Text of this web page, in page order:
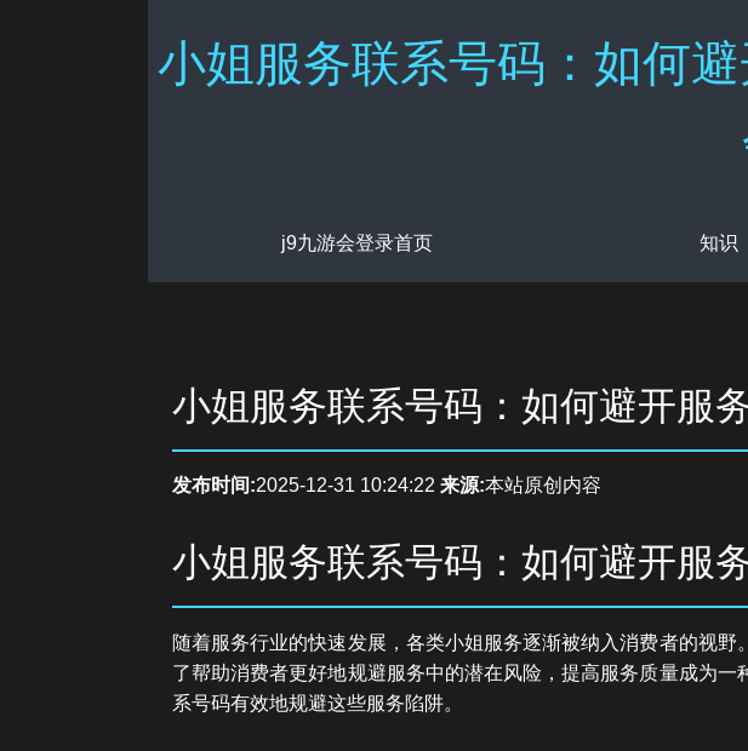
小姐服务联系号码：如何
j9九游会登录首页 知识
小姐服务联系号码：如何避开服
发布时间:2025-12-31 10:24:22 来源:本站原创内容
小姐服务联系号码：如何避开服
随着服务行业的快速发展，各类小姐服务逐渐被纳入消费者的视
了帮助消费者更好地规避服务中的潜在风险，提高服务质量成为
系号码有效地规避这些服务陷阱。